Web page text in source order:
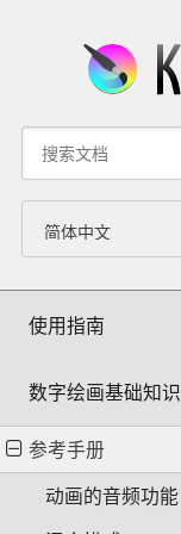
使用指南
数字绘画基础知识
参考手册
动画的音频功能